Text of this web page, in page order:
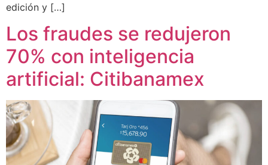
edición y […]
Los fraudes se redujeron
70% con inteligencia
artificial: Citibanamex